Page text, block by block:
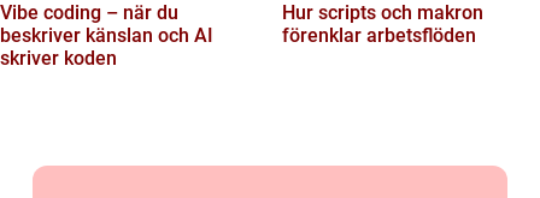
Vibe coding – när du
beskriver känslan och AI
skriver koden
Hur scripts och makron
förenklar arbetsflöden